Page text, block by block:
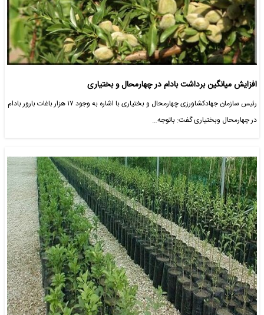
افزایش میانگین برداشت بادام در چهارمحال و بختیاری
رئیس سازمان جهادکشاورزی چهارمحال و بختیاری با اشاره به وجود ۱۷ هزار باغات بارور بادام
در چهارمحال وبختیاری گفت: باتوجه…